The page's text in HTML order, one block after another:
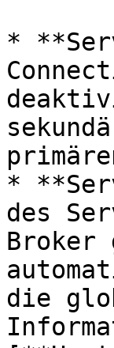
*
*
des
Broker
die